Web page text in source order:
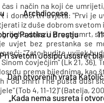
Archdiocese
Pastira u Brestju
Pri svetom Josipu ususret
Dan otvorenih vrata
„Kada nema susreta i
i način na koji će
i donosi tri uvjeta: "Prvi je
iz duše dobrom
dolazi i druga smrt,
uvjet bez prestanka se
"Zato budite uvijek
čovječjim" (Lk 21, 36).
prema bijednima, kao
i od smrti i ne pušta duši
(Tob 4, 11-12)" (Batelja,